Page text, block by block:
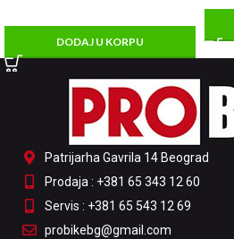
DODAJ U KORPU
Patrijarha Gavrila 14 Beograd
Prodaja : +381 65 343 12 60
Servis : +381 65 543 12 69
probikebg@gmail.com